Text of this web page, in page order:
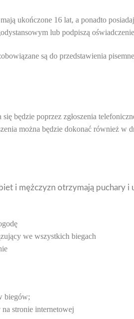
ukończone 16 lat, a ponadto
lub podpiszą
są do przedstawienia
będzie poprzez zgłoszenia
można będzie dokonać również w
i mężczyzn otrzymają puchary i
we wszystkich biegach
biegów;
stronie internetowej